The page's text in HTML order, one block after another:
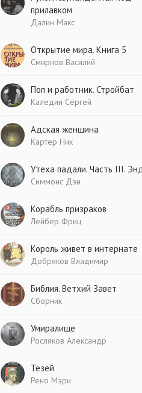
прилавком
Далин Макс
Открытие мира. Книга 5
Смирнов Василий
Поп и работник. Стройбат
Каледин Сергей
Адская женщина
Картер Ник
Утеха падали. Часть III.
Симмонс Дэн
Корабль призраков
Лейбер Фриц
Король живет в интернате
Добряков Владимир
Библия. Ветхий Завет
Сборник
Умиралище
Росляков Александр
Тезей
Рено Мэри